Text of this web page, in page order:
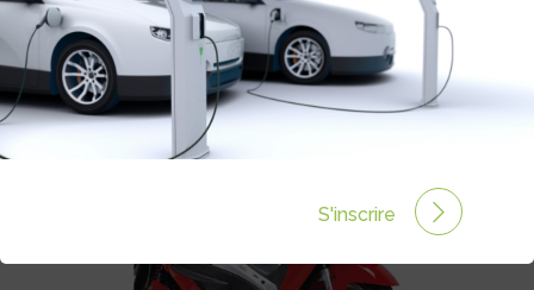
Prix :4395€
S'inscrire